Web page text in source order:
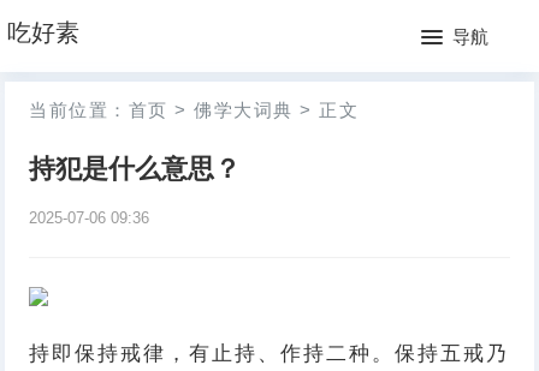
吃好素 导航
网
站
月
当前位置： 首页 > 佛学大词典 > 正文
持犯是什么意思？
2025-07-06 09:36
持即保持戒律，有止持、作持二种。保持五戒乃